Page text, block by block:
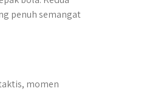
penuh semangat
momen